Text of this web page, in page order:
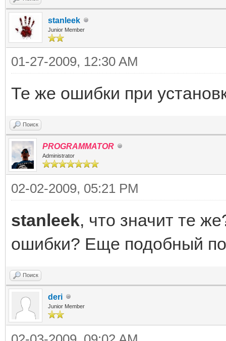
stanleek
Junior Member
01-27-2009, 12:30 AM
Те же ошибки при
Поиск
PROGRAMMATOR
Administrator
02-02-2009, 05:21 PM
stanleek, что значит те
ошибки? Еще подобный
Поиск
deri
Junior Member